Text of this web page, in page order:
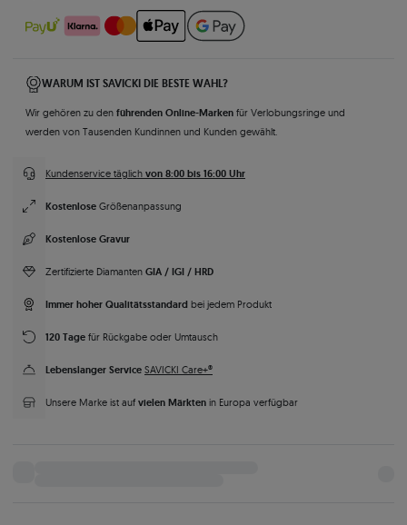
WARUM IST SAVICKI DIE BESTE WAHL?
Wir gehören zu den führenden Online-Marken für Verlobungsringe und
werden von Tausenden Kundinnen und Kunden gewählt.
Kundenservice täglich von 8:00 bis 16:00 Uhr
Kostenlose Größenanpassung
Kostenlose Gravur
Zertifizierte Diamanten GIA / IGI / HRD
Immer hoher Qualitätsstandard bei jedem Produkt
120 Tage für Rückgabe oder Umtausch
Lebenslanger Service SAVICKI Care+®
Unsere Marke ist auf vielen Märkten in Europa verfügbar